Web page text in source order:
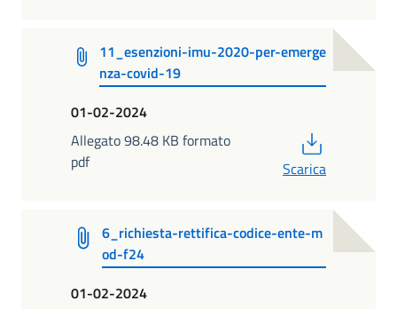
11_esenzioni-imu-2020-per-emerge
nza-covid-19
01-02-2024
Allegato 98.48 KB formato
pdf
Scarica
6_richiesta-rettifica-codice-ente-m
od-f24
01-02-2024